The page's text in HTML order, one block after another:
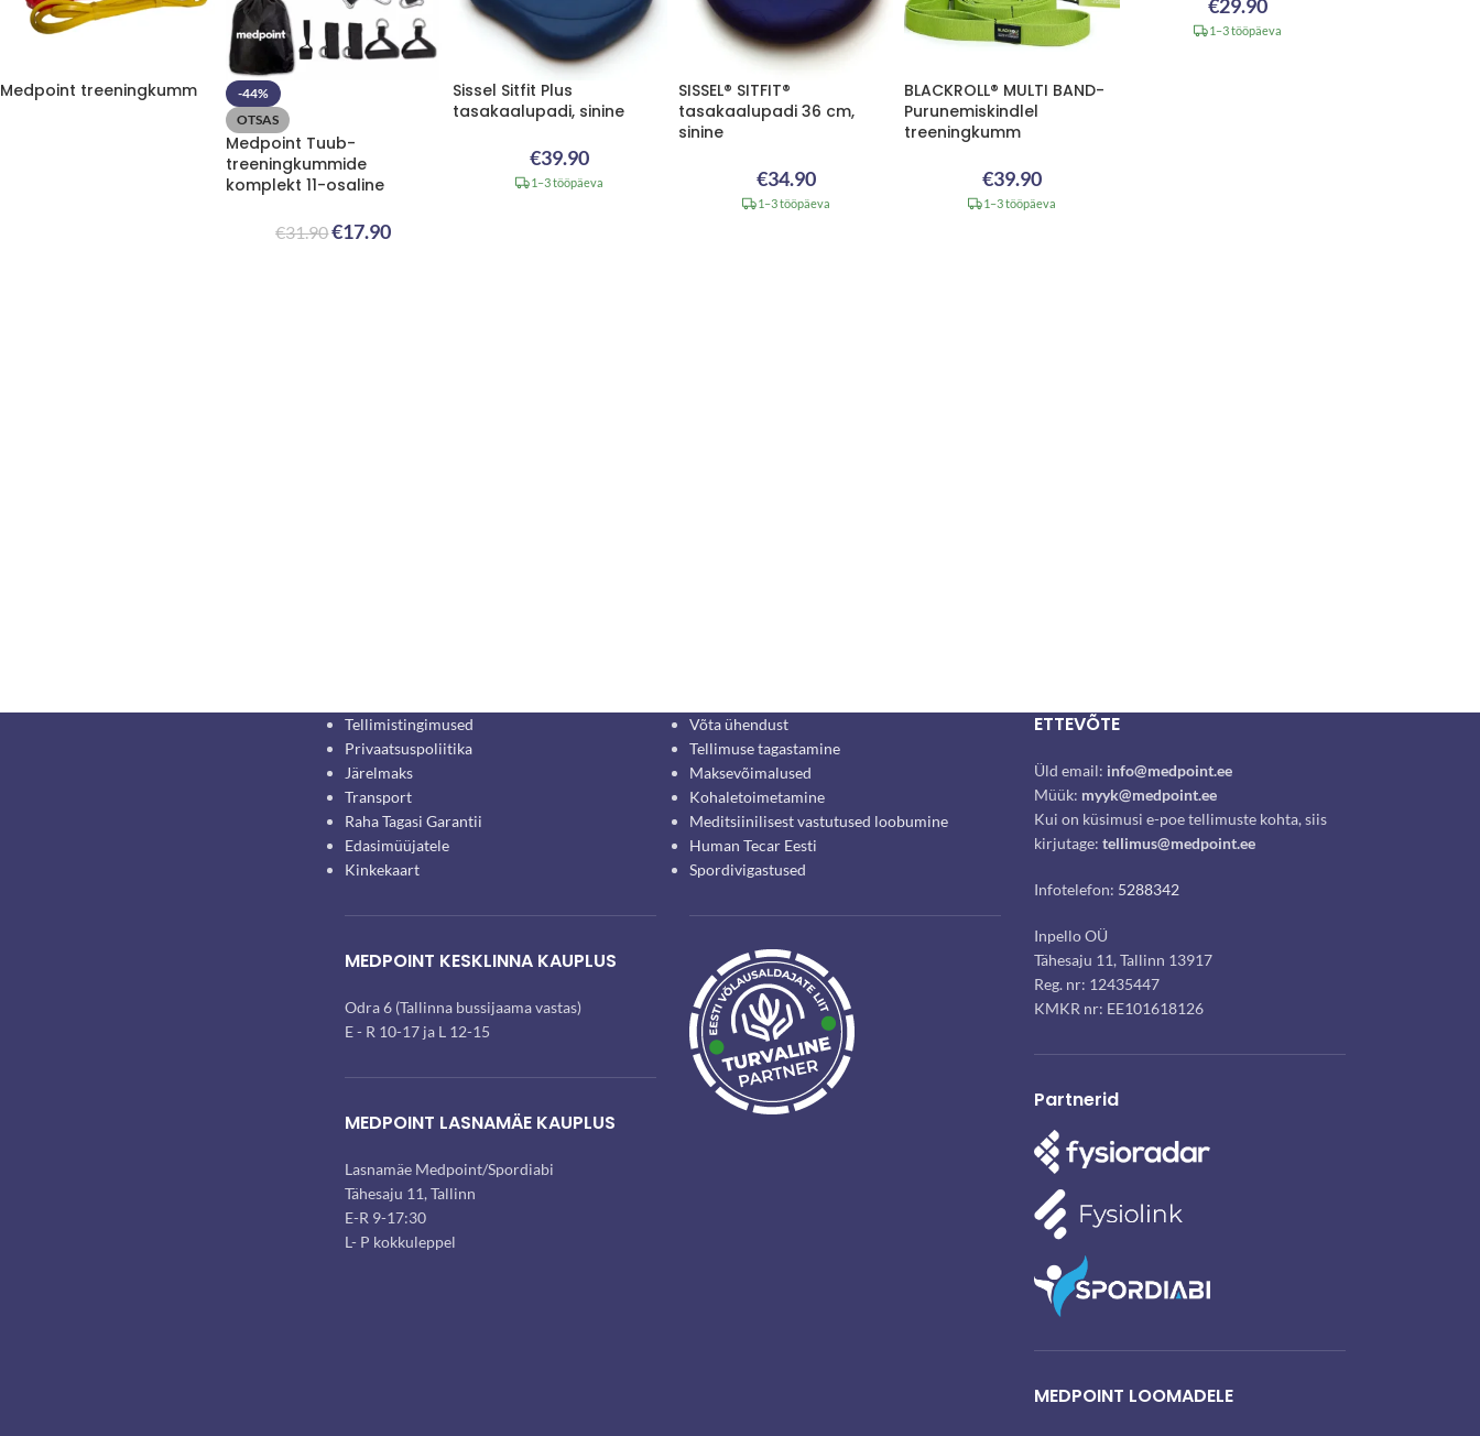
Medpoint treeningkumm
-44%
OTSAS
Medpoint Tuub-
treeningkummide
komplekt 11-osaline
€31.90€17.90
Sissel Sitfit Plus
tasakaalupadi, sinine
€39.90
1–3 tööpäeva
SISSEL® SITFIT®
tasakaalupadi 36 cm,
sinine
€34.90
1–3 tööpäeva
BLACKROLL® MULTI BAND-
Purunemiskindlel
treeningkumm
€39.90
1–3 tööpäeva
€29.90
1–3 tööpäeva
Tellimistingimused
Privaatsuspoliitika
Järelmaks
Transport
Raha Tagasi Garantii
Edasimüüjatele
Kinkekaart
MEDPOINT KESKLINNA KAUPLUS
Odra 6 (Tallinna bussijaama vastas)
E - R 10-17 ja L 12-15
MEDPOINT LASNAMÄE KAUPLUS
Lasnamäe Medpoint/Spordiabi
Tähesaju 11, Tallinn
E-R 9-17:30
L- P kokkuleppel
Võta ühendust
Tellimuse tagastamine
Maksevõimalused
Kohaletoimetamine
Meditsiinilisest vastutused loobumine
Human Tecar Eesti
Spordivigastused
ETTEVÕTE
Üld email: info@medpoint.ee
Müük: myyk@medpoint.ee
Kui on küsimusi e-poe tellimuste kohta, siis
kirjutage: tellimus@medpoint.ee
Infotelefon: 5288342
Inpello OÜ
Tähesaju 11, Tallinn 13917
Reg. nr: 12435447
KMKR nr: EE101618126
Partnerid
MEDPOINT LOOMADELE